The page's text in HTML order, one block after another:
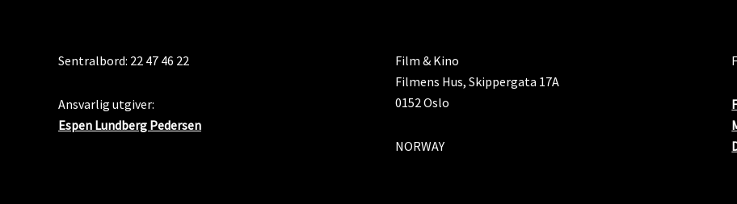
Sentralbord: 22 47 46 22
Ansvarlig utgiver:
Espen Lundberg Pedersen
Film & Kino
Filmens Hus, Skippergata 17A
0152 Oslo
NORWAY